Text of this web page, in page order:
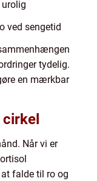
ved sengetid
tydelig.
en mærkbar
cirkel
Når vi er
falde til ro og